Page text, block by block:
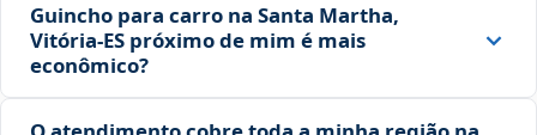
Guincho para carro na Santa Martha,
Vitória‑ES próximo de mim é mais
econômico?